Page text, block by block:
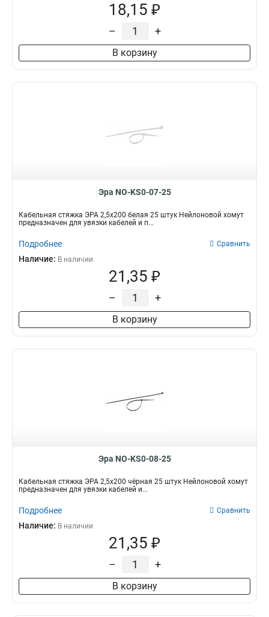
18,15 ₽
– +
В корзину
Эра NO-KS0-07-25
Кабельная стяжка ЭРА 2,5х200 белая 25 штук Нейлоновой хомут
предназначен для увязки кабелей и п...
Подробнее Сравнить
Наличие: В наличии
21,35 ₽
– +
В корзину
Эра NO-KS0-08-25
Кабельная стяжка ЭРА 2,5х200 чёрная 25 штук Нейлоновой хомут
предназначен для увязки кабелей и...
Подробнее Сравнить
Наличие: В наличии
21,35 ₽
– +
В корзину